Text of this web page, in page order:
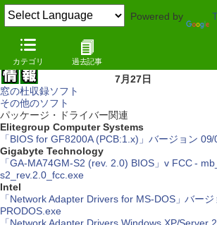
Powered by
カテゴリ 過去記事
7月27日
窓の杜収録ソフト
その他のソフト
パッケージ・ドライバー関連
Elitegroup Computer Systems
「BIOS for GF8200A (PCB:1.x)」バージョン
Gigabyte Technology
「GA-MA74GM-S2 (rev. 2.0) BIOS」v FCC -
s2_rev.2.0_fcc.exe
Intel
「Network Adapter Drivers for MS-DOS」バー
PRODOS.exe